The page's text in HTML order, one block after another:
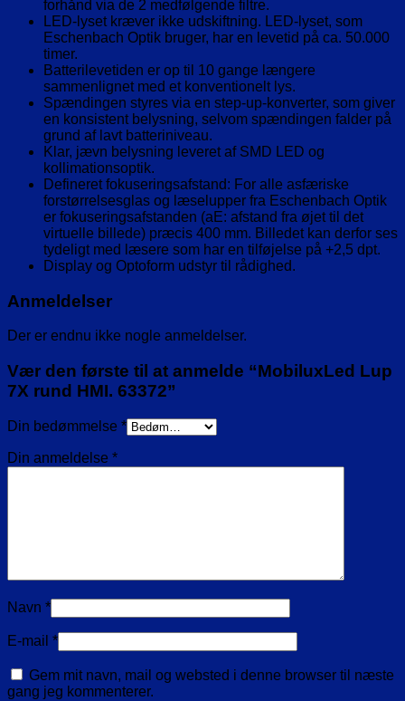
forhånd via de 2 medfølgende filtre.
LED-lyset kræver ikke udskiftning. LED-lyset, som
Eschenbach Optik bruger, har en levetid på ca. 50.000
timer.
Batterilevetiden er op til 10 gange længere
sammenlignet med et konventionelt lys.
Spændingen styres via en step-up-konverter, som giver
en konsistent belysning, selvom spændingen falder på
grund af lavt batteriniveau.
Klar, jævn belysning leveret af SMD LED og
kollimationsoptik.
Defineret fokuseringsafstand: For alle asfæriske
forstørrelsesglas og læselupper fra Eschenbach Optik
er fokuseringsafstanden (aE: afstand fra øjet til det
virtuelle billede) præcis 400 mm. Billedet kan derfor ses
tydeligt med læsere som har en tilføjelse på +2,5 dpt.
Display og Optoform udstyr til rådighed.
Anmeldelser
Der er endnu ikke nogle anmeldelser.
Vær den første til at anmelde “MobiluxLed Lup
7X rund HMI. 63372”
Din bedømmelse *
Din anmeldelse *
Navn *
E-mail *
Gem mit navn, mail og websted i denne browser til næste
gang jeg kommenterer.